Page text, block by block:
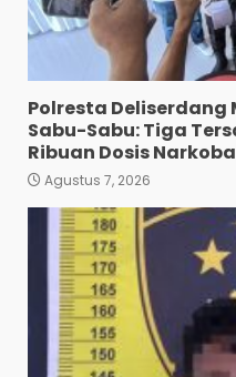
Polresta Deliserdang
Sabu-Sabu: Tiga
Ribuan Dosis
Agustus 7, 2026
Gelar